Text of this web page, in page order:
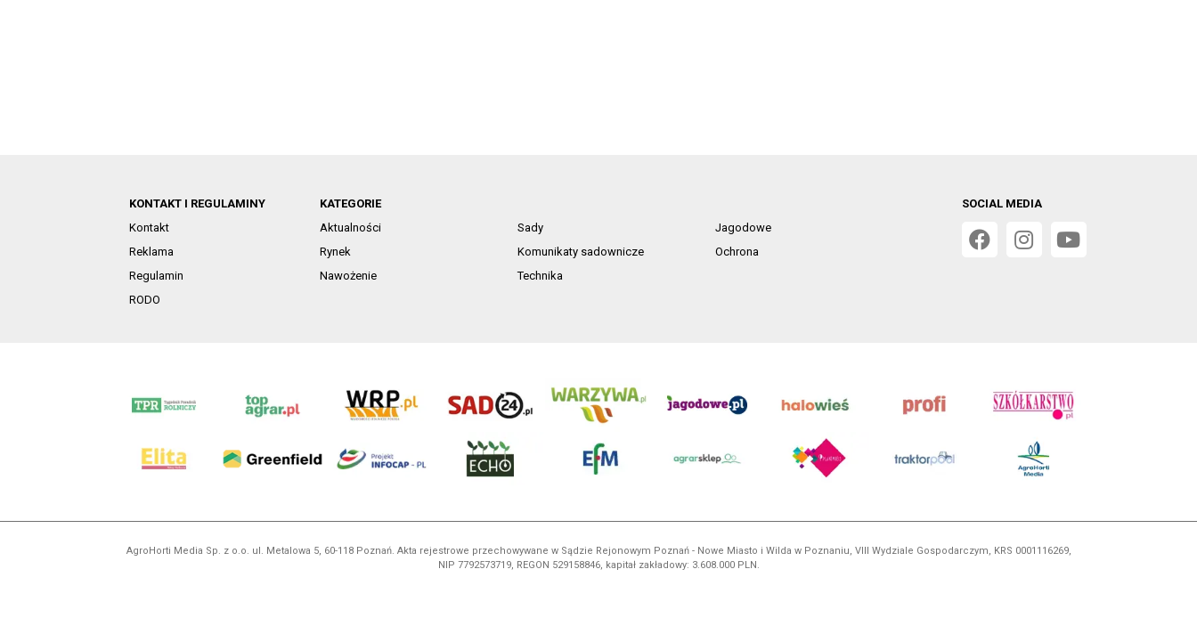
KONTAKT I REGULAMINY
Kontakt
Reklama
Regulamin
RODO
KATEGORIE
Aktualności
Sady
Jagodowe
Rynek
Komunikaty sadownicze
Ochrona
Nawożenie
Technika
SOCIAL MEDIA
AgroHorti Media Sp. z o.o. ul. Metalowa 5, 60-118 Poznań. Akta rejestrowe przechowywane w Sądzie Rejonowym Poznań - Nowe Miasto i Wilda w Poznaniu, VIII Wydziale Gospodarczym, KRS 0001116269,
NIP 7792573719, REGON 529158846, kapitał zakładowy: 3.608.000 PLN.